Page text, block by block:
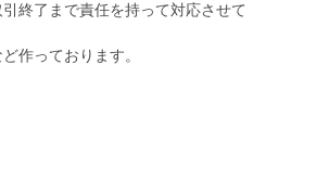
終了まで責任を持って対応させて
作っております。